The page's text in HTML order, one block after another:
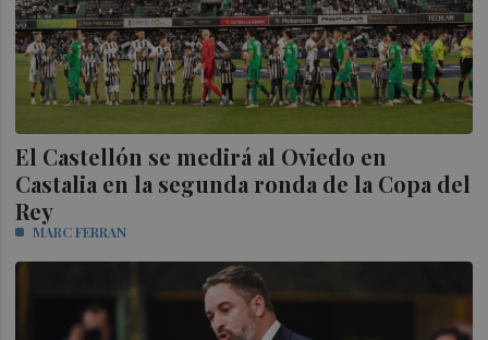
El Castellón se medirá al Oviedo en
Castalia en la segunda ronda de la Copa del
Rey
MARC FERRAN